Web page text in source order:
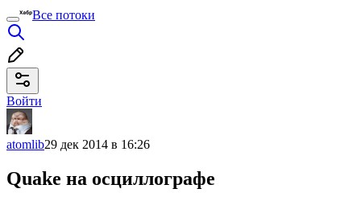
Все потоки
Войти
atomlib29 дек 2014 в 16:26
Quake на осциллографе